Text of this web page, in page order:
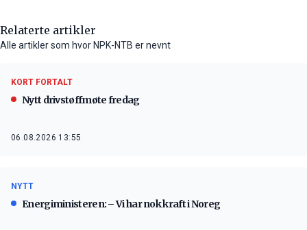
Relaterte artikler
Alle artikler som hvor NPK-NTB er nevnt
KORT FORTALT
Nytt drivstøffmøte fredag
06.08.2026 13:55
NYTT
Energiministeren: – Vi har nok kraft i Noreg